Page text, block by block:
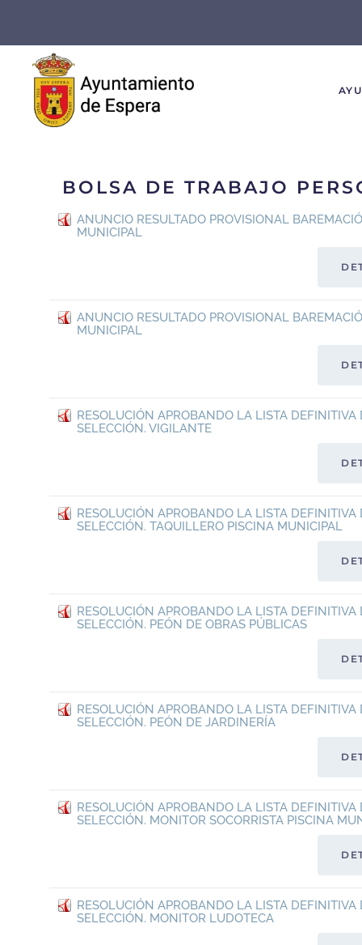
Skip to main content
BOLSA DE TRABAJO
ANUNCIO RESULTADO PROVISIONAL
MUNICIPAL
ANUNCIO RESULTADO PROVISIONAL
MUNICIPAL
RESOLUCIÓN APROBANDO LA LISTA DEFINITIVA
SELECCIÓN. VIGILANTE
RESOLUCIÓN APROBANDO LA LISTA DEFINITIVA
SELECCIÓN. TAQUILLERO PISCINA MUNICIPAL
RESOLUCIÓN APROBANDO LA LISTA DEFINITIVA
SELECCIÓN. PEÓN DE OBRAS PÚBLICAS
RESOLUCIÓN APROBANDO LA LISTA DEFINITIVA
SELECCIÓN. PEÓN DE JARDINERÍA
RESOLUCIÓN APROBANDO LA LISTA DEFINITIVA
SELECCIÓN. MONITOR SOCORRISTA PISCINA
RESOLUCIÓN APROBANDO LA LISTA DEFINITIVA
SELECCIÓN. MONITOR LUDOTECA